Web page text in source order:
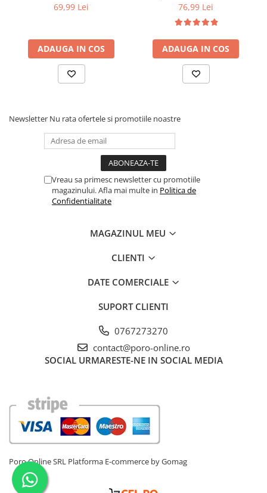
69,99 Lei
ADAUGA IN COS
76,99 Lei
ADAUGA IN COS
Newsletter Nu rata ofertele si promotiile noastre
Vreau sa primesc newsletter cu promotiile
magazinului. Afla mai multe in Politica de
Confidentialitate
MAGAZINUL MEU
CLIENTI
DATE COMERCIALE
SUPORT CLIENTI
0767273270
contact@poro-online.ro
SOCIAL URMARESTE-NE IN SOCIAL MEDIA
Poro Online SRL Platforma E-commerce by Gomag